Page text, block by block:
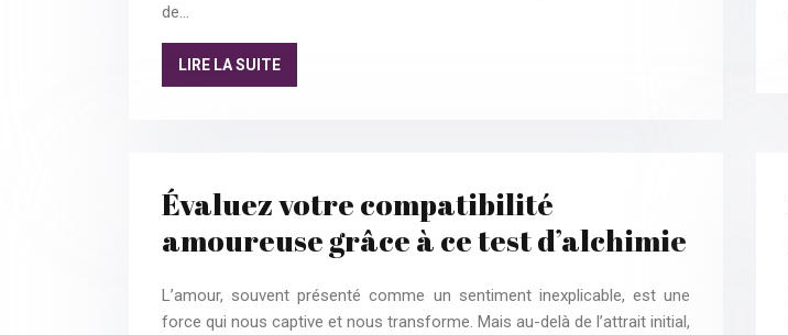
de…
LIRE LA SUITE
Évaluez votre compatibilité
amoureuse grâce à ce test d’alchimie
L’amour, souvent présenté comme un sentiment inexplicable, est une
force qui nous captive et nous transforme. Mais au-delà de l’attrait initial,